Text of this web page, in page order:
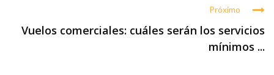
Próximo
Vuelos comerciales: cuáles serán los servicios
mínimos ...